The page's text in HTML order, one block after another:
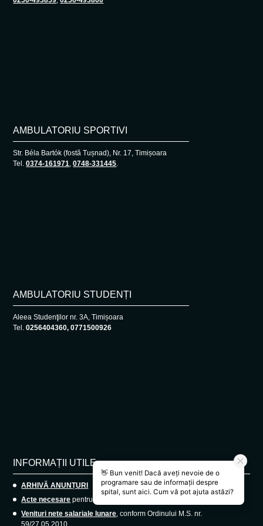
AMBULATORIU SPORTIVI
Str. Béla Bartók (fostă Tușnad), Nr. 17, Timișoara
Tel.0374-161971,0748-331445.
AMBULATORIU STUDENȚI
Aleea Studenţilor nr. 3A, Timișoara
Tel.0256404360, 0771500926
INFORMAȚII UTILE
ARHIVĂ ANUNȚURI
Acte necesare pentru angajare medici rezidenți.
Venituri nete salariale lunare, conform Ordinului M.S. nr.
59/27.05.2010